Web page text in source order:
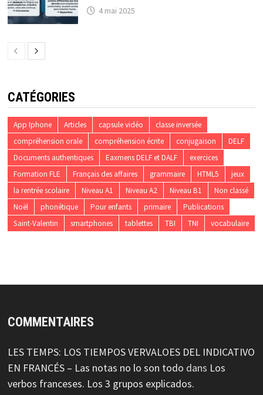
4 mai 2025
CATÉGORIES
App Iphone Articles capsule vidéo
classe inversée
compréhension orale
compréhension écrite conjugaison
DELF
Documents authentiques
Eaxmens DELF et DALF
exercices
Formation FLE
Français des affaires grammaire HTML5
jeux
la rentrée scolaire
Niveau A1 Niveau A2 Niveau B1
Non classé
Noël
phonétique Pour enfants primaire
Publications
Saint-Valentin
smartphones tablettes TBI TNI vocabulaire
COMMENTAIRES
LES TEMPS: LOS TIEMPOS VERVALOES DEL INDICATIVO
EN FRANCÉS – Las notas no lo son todo dans Los
verbos franceses. Los 3 grupos explicados.